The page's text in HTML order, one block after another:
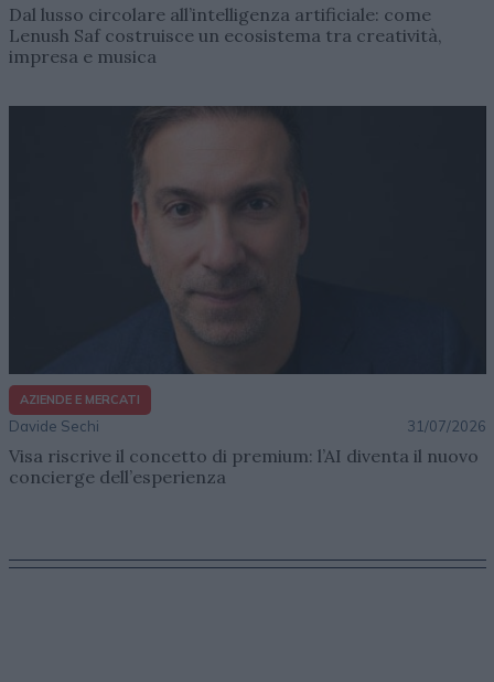
Dal lusso circolare all’intelligenza artificiale: come
Lenush Saf costruisce un ecosistema tra creatività,
impresa e musica
AZIENDE E MERCATI
Davide Sechi 31/07/2026
Visa riscrive il concetto di premium: l’AI diventa il nuovo
concierge dell’esperienza